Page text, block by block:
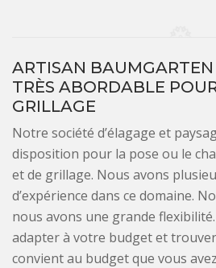
ARTISAN BAUMGARTEN
TRÈS ABORDABLE
GRILLAGE
Notre société d’élagage et
disposition pour la pose ou le
et de grillage. Nous avons
d’expérience dans ce domaine.
nous avons une grande
adapter à votre budget et
convient au budget que vous